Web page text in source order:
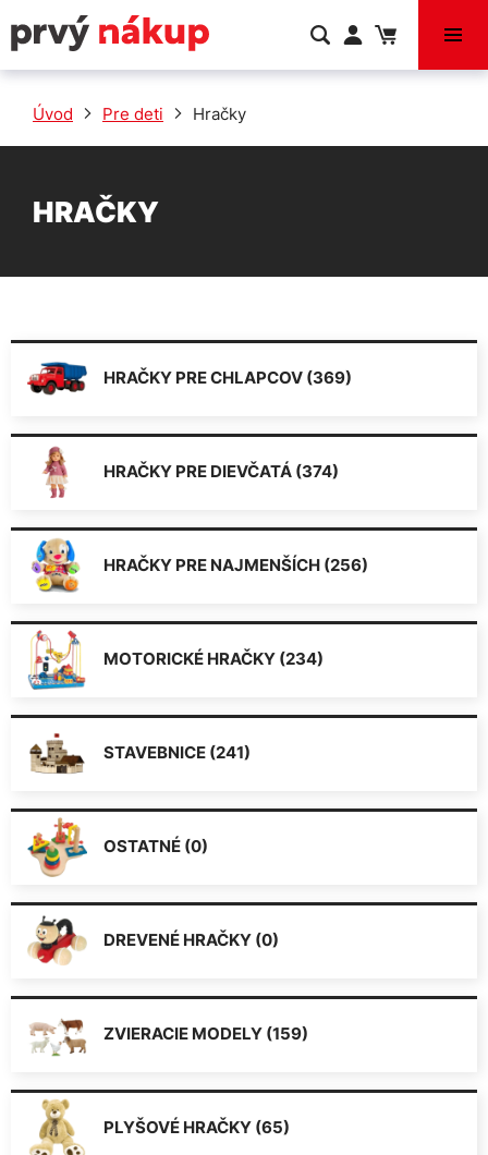
VÝPREDAJ
Úvod Pre deti Hračky
HRAČKY
HRAČKY PRE CHLAPCOV (369)
HRAČKY PRE DIEVČATÁ (374)
HRAČKY PRE NAJMENŠÍCH (256)
MOTORICKÉ HRAČKY (234)
STAVEBNICE (241)
OSTATNÉ (0)
DREVENÉ HRAČKY (0)
ZVIERACIE MODELY (159)
PLYŠOVÉ HRAČKY (65)